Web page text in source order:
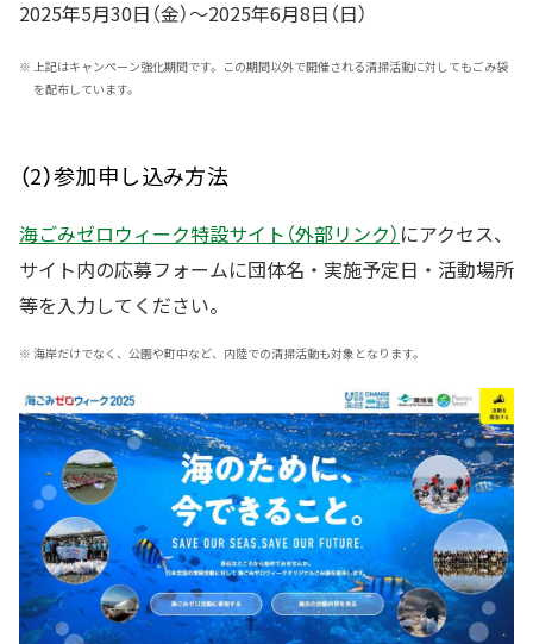
2025年5月30日（金）～2025年6月8日（日）
※ 上記はキャンペーン強化期間です。この期間以外で開催される清掃活動に対してもごみ袋
を配布しています。
（2）参加申し込み方法
海ごみゼロウィーク特設サイト（外部リンク） にアクセス、
サイト内の応募フォームに団体名・実施予定日・活動場所
等を入力してください。
※ 海岸だけでなく、公園や町中など、内陸での清掃活動も対象となります。